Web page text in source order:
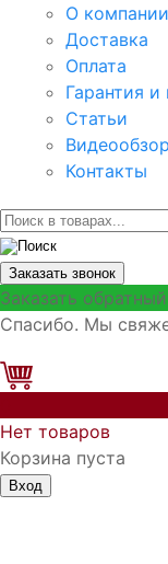
О компании
Доставка
Оплата
Гарантия и
Статьи
Контакты
Заказать звонок
Заказать
Спасибо. Мы
Нет товаров
Корзина пуста
Вход